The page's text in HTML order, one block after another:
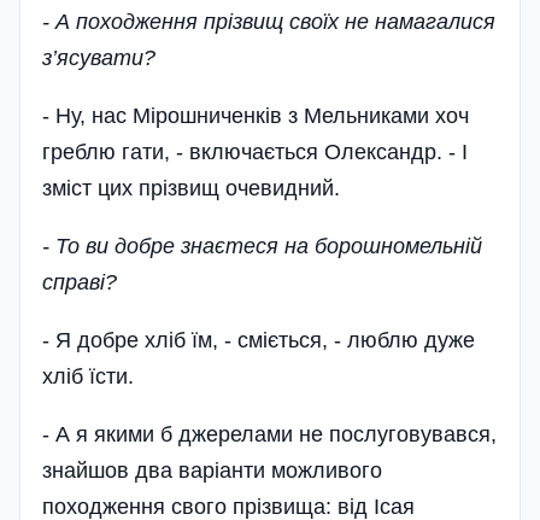
- А походження прізвищ своїх не намагалися
з’ясувати?
- Ну, нас Мірошниченків з Мельниками хоч
греблю гати, - включається Олександр. - І
зміст цих прізвищ очевидний.
- То ви добре знаєтеся на борошномельній
спра­ві?
- Я добре хліб їм, - сміється, - люблю дуже
хліб їсти.
- А я якими б джерелами не послуговувався,
знайшов два варіанти можливого
походження свого прізвища: від Ісая